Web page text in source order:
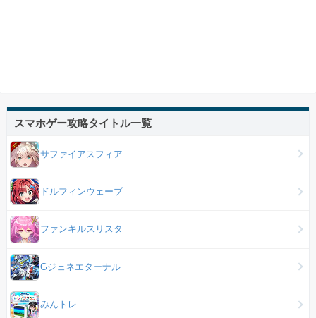
スマホゲー攻略タイトル一覧
サファイアスフィア
ドルフィンウェーブ
ファンキルスリスタ
Gジェネエターナル
みんトレ